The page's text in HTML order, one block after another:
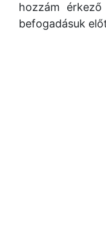
hozzám
befogadásuk